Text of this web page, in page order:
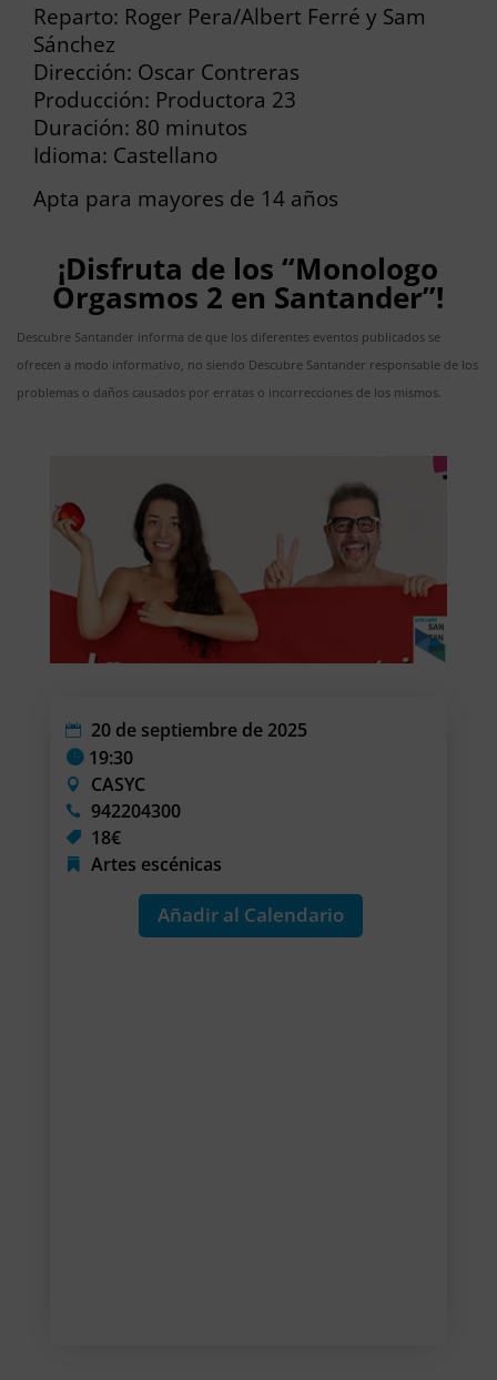
Reparto: Roger Pera/Albert Ferré y Sam
Sánchez
Dirección: Oscar Contreras
Producción: Productora 23
Duración: 80 minutos
Idioma: Castellano
Apta para mayores de 14 años
¡Disfruta de los “Monologo
Orgasmos 2 en Santander”!
Descubre Santander informa de que los diferentes eventos publicados se
ofrecen a modo informativo, no siendo Descubre Santander responsable de los
problemas o daños causados por erratas o incorrecciones de los mismos.
20 de septiembre de 2025
19:30
CASYC
942204300
18€
Artes escénicas
Añadir al Calendario